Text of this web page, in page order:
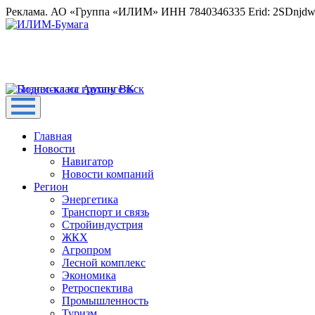
Реклама. АО «Группа «ИЛИМ» ИНН 7840346335 Erid:
Главная
Новости
Навигатор
Новости компаний
Регион
Энергетика
Транспорт и связь
Стройиндустрия
ЖКХ
Агропром
Лесной комплекс
Экономика
Ретроспектива
Промышленность